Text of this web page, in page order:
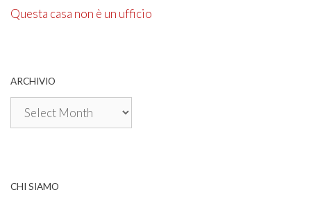
Questa casa non è un ufficio
ARCHIVIO
Archivio
CHI SIAMO